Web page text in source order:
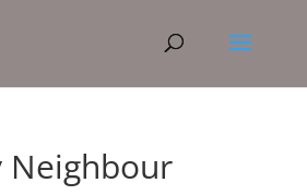
Neighbour